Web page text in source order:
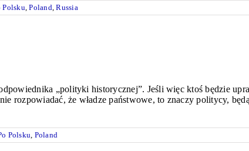
Polsku ,Poland ,Russia
„polityki historycznej”. Jeśli więc ktoś będzie
rozpowiadać, że władze państwowe, to znaczy politycy,
Polsku Poland